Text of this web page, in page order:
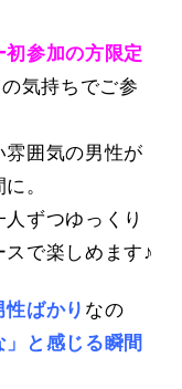
参加の方限定
気持ちでご参
囲気の男性が
。
ずつゆっくり
で楽しめます♪
ばかり なの
と感じる瞬間